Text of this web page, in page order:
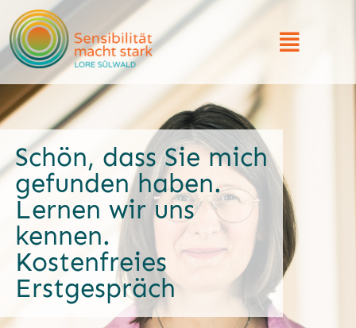
Schön, dass Sie mich
gefunden haben.
Lernen wir uns
kennen.
Kostenfreies
Erstgespräch